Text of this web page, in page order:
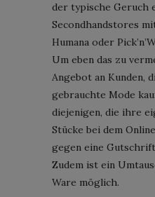
der typische Geruch
Secondhandstores
Humana oder
Um eben das zu
Angebot an Kunden,
gebrauchte Mode
diejenigen, die ihre
Stücke bei dem
gegen eine
Zudem ist ein
Ware möglich.